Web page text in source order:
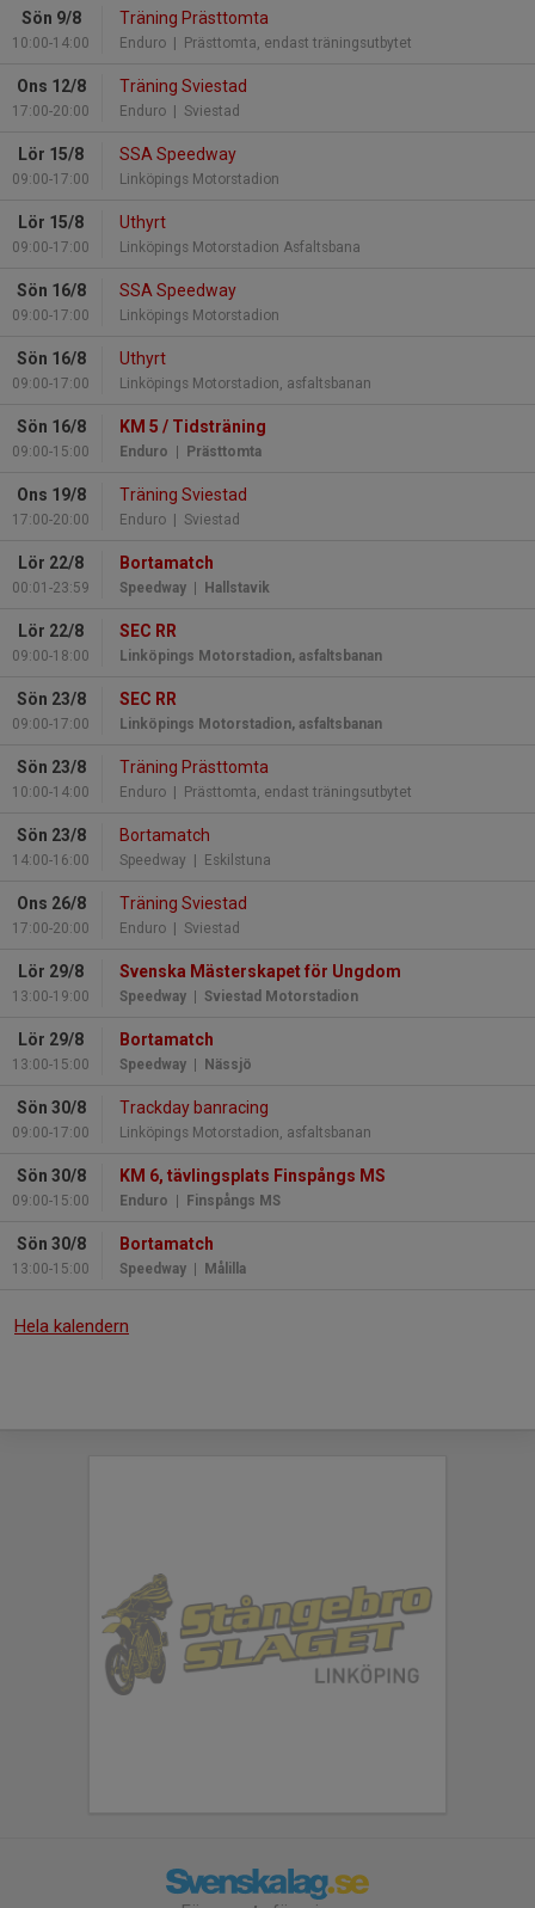
Sön 9/8
10:00-14:00
Träning Prästtomta
Enduro | Prästtomta, endast träningsutbytet
Ons 12/8
17:00-20:00
Träning Sviestad
Enduro | Sviestad
Lör 15/8
09:00-17:00
SSA Speedway
Linköpings Motorstadion
Lör 15/8
09:00-17:00
Uthyrt
Linköpings Motorstadion Asfaltsbana
Sön 16/8
09:00-17:00
SSA Speedway
Linköpings Motorstadion
Sön 16/8
09:00-17:00
Uthyrt
Linköpings Motorstadion, asfaltsbanan
Sön 16/8
09:00-15:00
KM 5 / Tidsträning
Enduro | Prästtomta
Ons 19/8
17:00-20:00
Träning Sviestad
Enduro | Sviestad
Lör 22/8
00:01-23:59
Bortamatch
Speedway | Hallstavik
Lör 22/8
09:00-18:00
SEC RR
Linköpings Motorstadion, asfaltsbanan
Sön 23/8
09:00-17:00
SEC RR
Linköpings Motorstadion, asfaltsbanan
Sön 23/8
10:00-14:00
Träning Prästtomta
Enduro | Prästtomta, endast träningsutbytet
Sön 23/8
14:00-16:00
Bortamatch
Speedway | Eskilstuna
Ons 26/8
17:00-20:00
Träning Sviestad
Enduro | Sviestad
Lör 29/8
13:00-19:00
Svenska Mästerskapet för Ungdom
Speedway | Sviestad Motorstadion
Lör 29/8
13:00-15:00
Bortamatch
Speedway | Nässjö
Sön 30/8
09:00-17:00
Trackday banracing
Linköpings Motorstadion, asfaltsbanan
Sön 30/8
09:00-15:00
KM 6, tävlingsplats Finspångs MS
Enduro | Finspångs MS
Sön 30/8
13:00-15:00
Bortamatch
Speedway | Målilla
Hela kalendern